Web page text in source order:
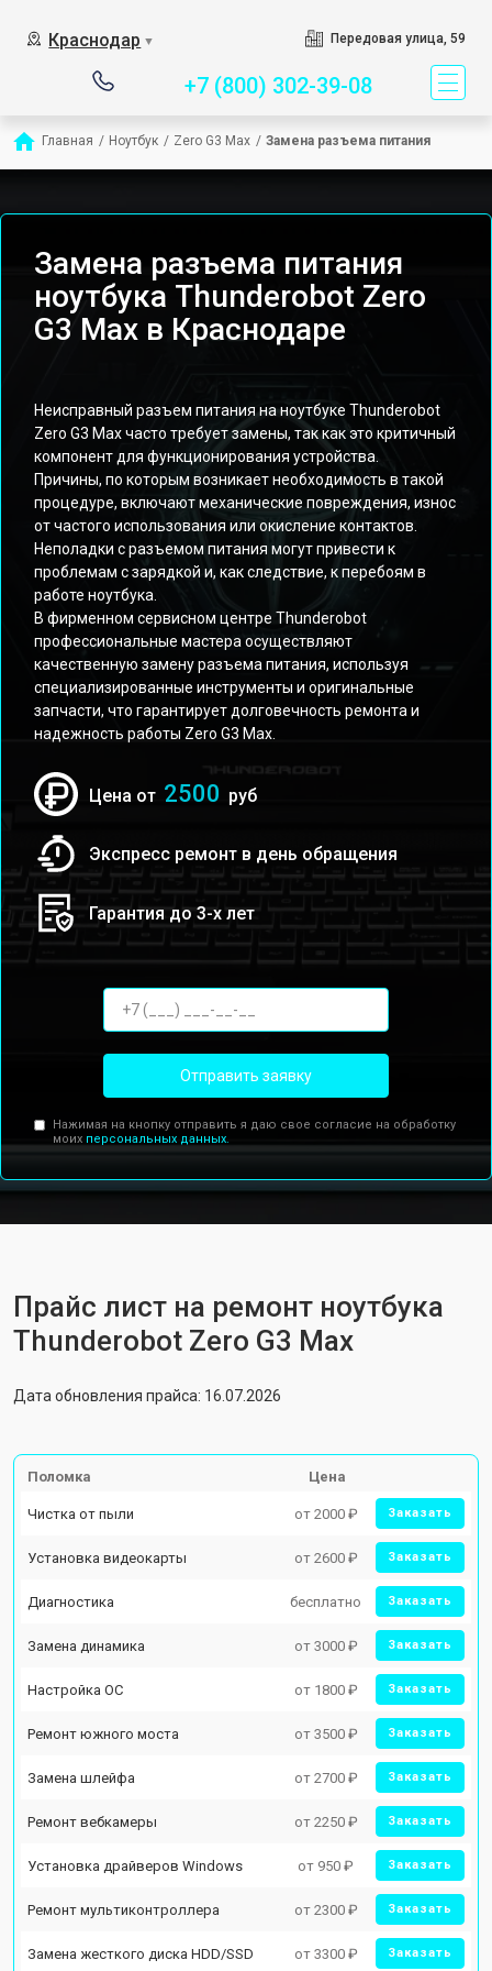
Краснодар ▼ Передовая улица, 59
+7 (800) 302-39-08
Главная / Ноутбук / Zero G3 Max / Замена разъема питания
Замена разъема питания
ноутбука Thunderobot Zero
G3 Max в Краснодаре
Неисправный разъем питания на ноутбуке Thunderobot
Zero G3 Max часто требует замены, так как это критичный
компонент для функционирования устройства.
Причины, по которым возникает необходимость в такой
процедуре, включают механические повреждения, износ
от частого использования или окисление контактов.
Неполадки с разъемом питания могут привести к
проблемам с зарядкой и, как следствие, к перебоям в
работе ноутбука.
В фирменном сервисном центре Thunderobot
профессиональные мастера осуществляют
качественную замену разъема питания, используя
специализированные инструменты и оригинальные
запчасти, что гарантирует долговечность ремонта и
надежность работы Zero G3 Max.
Цена от 2500 руб
Экспресс ремонт в день обращения
Гарантия до 3-х лет
Отправить заявку
Нажимая на кнопку отправить я даю свое согласие на обработку
моих персональных данных.
Прайс лист на ремонт ноутбука
Thunderobot Zero G3 Max
Дата обновления прайса: 16.07.2026
Поломка Цена
Чистка от пыли от 2000 ₽ Заказать
Установка видеокарты от 2600 ₽ Заказать
Диагностика бесплатно Заказать
Замена динамика от 3000 ₽ Заказать
Настройка ОС от 1800 ₽ Заказать
Ремонт южного моста от 3500 ₽ Заказать
Замена шлейфа от 2700 ₽ Заказать
Ремонт вебкамеры от 2250 ₽ Заказать
Установка драйверов Windows от 950 ₽ Заказать
Ремонт мультиконтроллера от 2300 ₽ Заказать
Замена жесткого диска HDD/SSD от 3300 ₽ Заказать